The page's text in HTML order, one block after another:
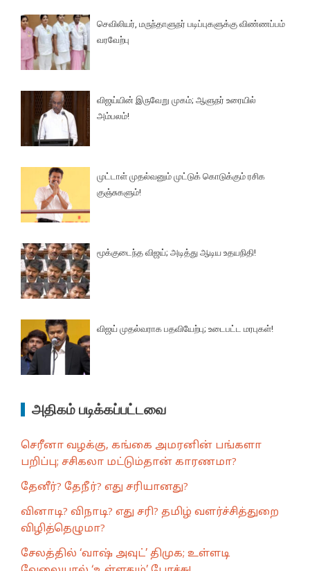
செவிலியர், மருந்தாளுநர் படிப்புகளுக்கு விண்ணப்பம்
வரவேற்பு
விஜய்யின் இருவேறு முகம்; ஆளுநர் உரையில்
அம்பலம்!
முட்டாள் முதல்வனும் முட்டுக் கொடுக்கும் ரசிக
குஞ்சுகளும்!
மூக்குடைந்த விஜய்; அடித்து ஆடிய உதயநிதி!
விஜய் முதல்வராக பதவியேற்பு; உடைபட்ட மரபுகள்!
அதிகம் படிக்கப்பட்டவை
செரீனா வழக்கு, கங்கை அமரனின் பங்களா
பறிப்பு; சசிகலா மட்டும்தான் காரணமா?
தேனீர்? தேநீர்? எது சரியானது?
வினாடி? விநாடி? எது சரி? தமிழ் வளர்ச்சித்துறை
விழித்தெழுமா?
சேலத்தில் ‘வாஷ் அவுட்’ திமுக; உள்ளடி